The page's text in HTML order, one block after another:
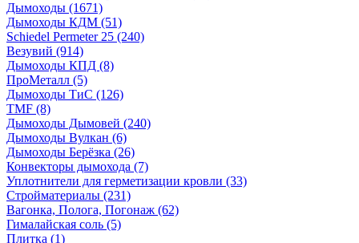
Дымоходы (1671)
Дымоходы КДМ (51)
Schiedel Permeter 25 (240)
Везувий (914)
Дымоходы КПД (8)
ПроМеталл (5)
Дымоходы ТиС (126)
TMF (8)
Дымоходы Дымовей (240)
Дымоходы Вулкан (6)
Дымоходы Берёзка (26)
Конвекторы дымохода (7)
Уплотнители для герметизации кровли (33)
Стройматериалы (231)
Вагонка, Полога, Погонаж (62)
Гималайская соль (5)
Плитка (1)